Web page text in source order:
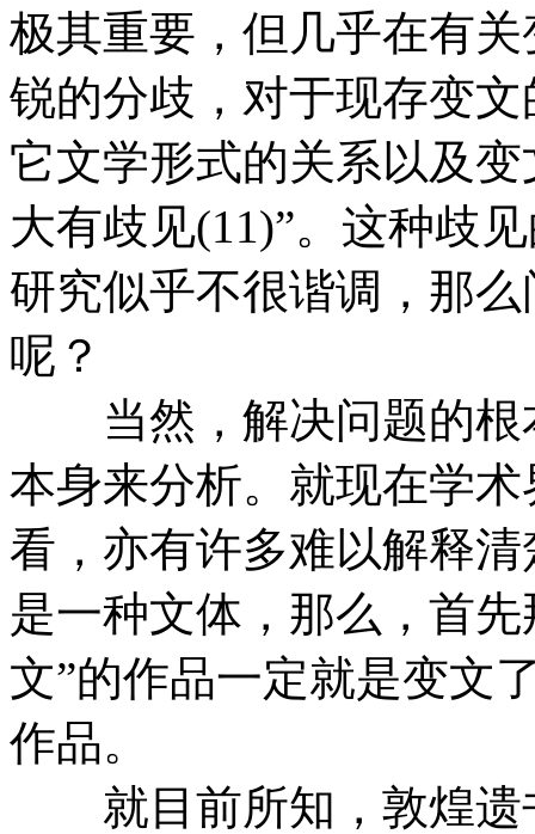
极其重要，但几乎在有
锐的分歧，对于现存变
它文学形式的关系以及
大有歧见(11)”。这种歧
研究似乎不很谐调，那
呢？
当然，解决问题的根
本身来分析。就现在学
看，亦有许多难以解释
是一种文体，那么，首
文”的作品一定就是变文
作品。
就目前所知，敦煌遗